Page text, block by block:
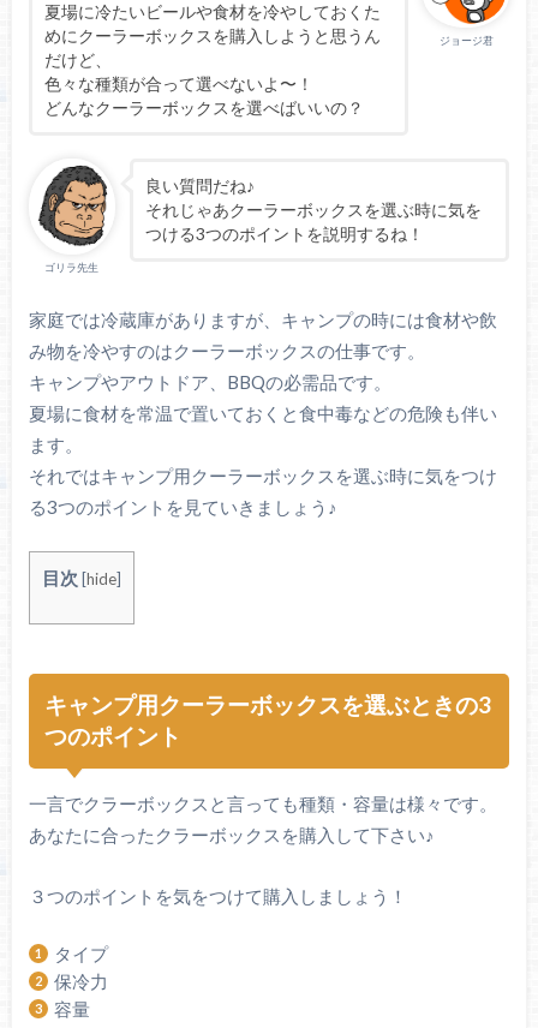
ジョージ君
夏場に冷たいビールや食材を冷やしておくた
めにクーラーボックスを購入しようと思うん
だけど、
色々な種類が合って選べないよ〜！
どんなクーラーボックスを選べばいいの？
ゴリラ先生
良い質問だね♪
それじゃあクーラーボックスを選ぶ時に気を
つける3つのポイントを説明するね！
家庭では冷蔵庫がありますが、キャンプの時には食材や飲
み物を冷やすのはクーラーボックスの仕事です。
キャンプやアウトドア、BBQの必需品です。
夏場に食材を常温で置いておくと食中毒などの危険も伴い
ます。
それではキャンプ用クーラーボックスを選ぶ時に気をつけ
る3つのポイントを見ていきましょう♪
目次 [hide]
キャンプ用クーラーボックスを選ぶときの3
つのポイント
一言でクラーボックスと言っても種類・容量は様々です。
あなたに合ったクラーボックスを購入して下さい♪
３つのポイントを気をつけて購入しましょう！
タイプ
保冷力
容量